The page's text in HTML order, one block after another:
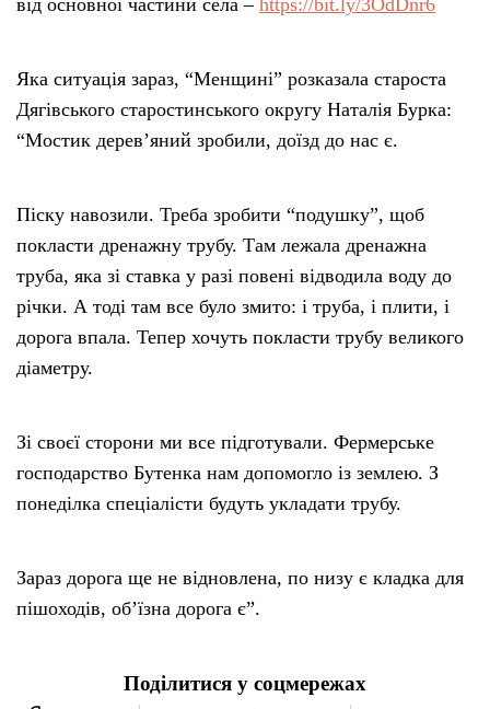
Яка ситуація зараз, “Менщині” розказала староста
Дягівського старостинського округу Наталія Бурка:
“Мостик дерев’яний зробили, доїзд до нас є.
Піску навозили. Треба зробити “подушку”, щоб
покласти дренажну трубу. Там лежала дренажна
труба, яка зі ставка у разі повені відводила воду до
річки. А тоді там все було змито: і труба, і плити, і
дорога впала. Тепер хочуть покласти трубу великого
діаметру.
Зі своєї сторони ми все підготували. Фермерське
господарство Бутенка нам допомогло із землею. З
понеділка спеціалісти будуть укладати трубу.
Зараз дорога ще не відновлена, по низу є кладка для
пішоходів, об’їзна дорога є”.
Поділитися у соцмережах